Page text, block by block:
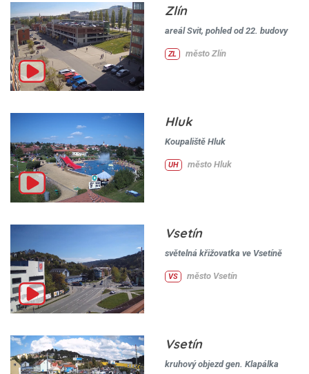
Zlín
areál Svit, pohled od 22. budovy
ZL město Zlín
Hluk
Koupaliště Hluk
UH město Hluk
Vsetín
světelná křižovatka ve Vsetíně
VS město Vsetín
Vsetín
kruhový objezd gen. Klapálka